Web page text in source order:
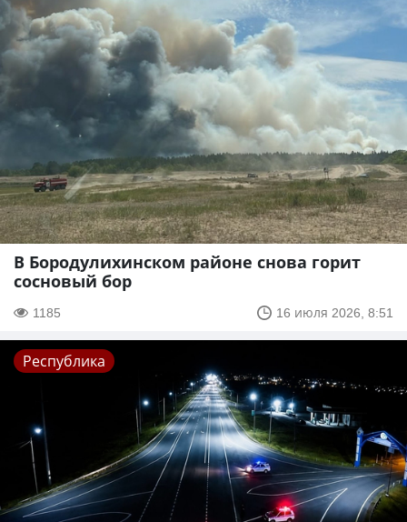
В Бородулихинском районе снова горит
сосновый бор
1185 16 июля 2026, 8:51
Республика